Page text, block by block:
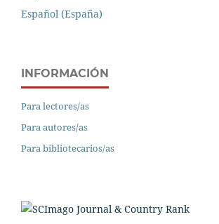
Español (España)
INFORMACIÓN
Para lectores/as
Para autores/as
Para bibliotecarios/as